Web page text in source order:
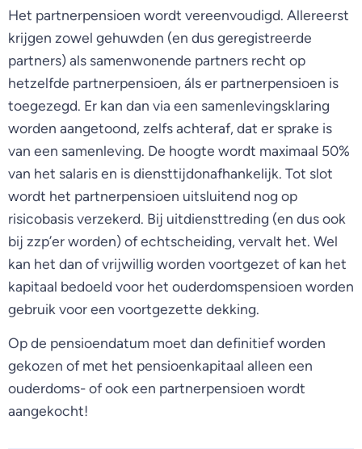
Het partnerpensioen wordt vereenvoudigd. Allereerst
krijgen zowel gehuwden (en dus geregistreerde
partners) als samenwonende partners recht op
hetzelfde partnerpensioen, áls er partnerpensioen is
toegezegd. Er kan dan via een samenlevingsklaring
worden aangetoond, zelfs achteraf, dat er sprake is
van een samenleving. De hoogte wordt maximaal 50%
van het salaris en is diensttijdonafhankelijk. Tot slot
wordt het partnerpensioen uitsluitend nog op
risicobasis verzekerd. Bij uitdiensttreding (en dus ook
bij zzp’er worden) of echtscheiding, vervalt het. Wel
kan het dan of vrijwillig worden voortgezet of kan het
kapitaal bedoeld voor het ouderdomspensioen worden
gebruik voor een voortgezette dekking.
Op de pensioendatum moet dan definitief worden
gekozen of met het pensioenkapitaal alleen een
ouderdoms- of ook een partnerpensioen wordt
aangekocht!